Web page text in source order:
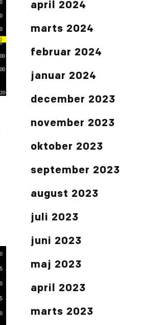
april 2024
marts 2024
februar 2024
januar 2024
december 2023
november 2023
oktober 2023
september 2023
august 2023
juli 2023
juni 2023
maj 2023
april 2023
marts 2023